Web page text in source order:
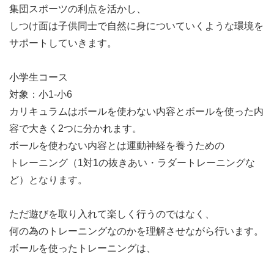
集団スポーツの利点を活かし、
しつけ面は子供同士で自然に身についていくような環境を
サポートしていきます。
小学生コース
対象：小1-小6
カリキュラムはボールを使わない内容とボールを使った内
容で大きく2つに分かれます。
ボールを使わない内容とは運動神経を養うための
トレーニング（1対1の抜きあい・ラダートレーニングな
ど）となります。
ただ遊びを取り入れて楽しく行うのではなく、
何の為のトレーニングなのかを理解させながら行います。
ボールを使ったトレーニングは、